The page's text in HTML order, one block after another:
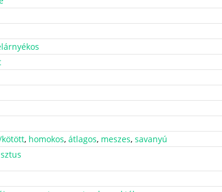
kötött, homokos, átlagos, meszes, savanyú